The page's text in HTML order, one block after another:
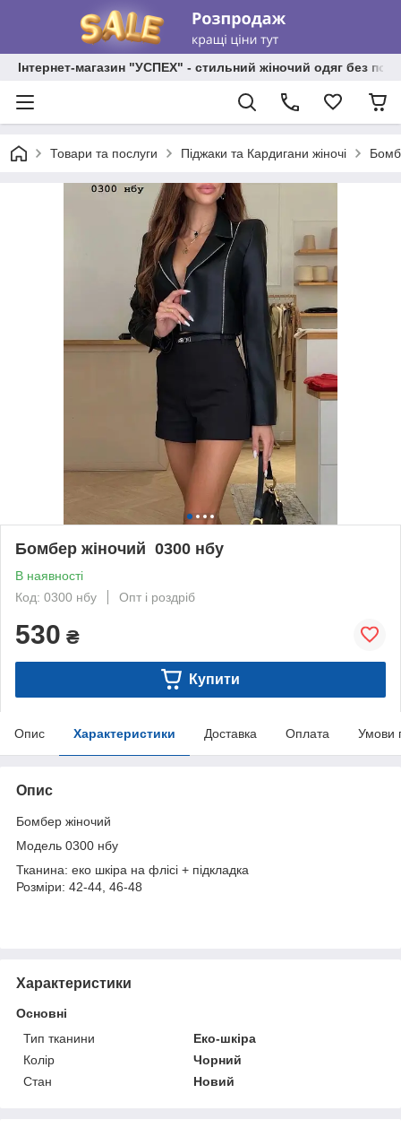
Інтернет-магазин "УСПЕХ" - стильний жіночий одяг без
Товари та послуги Піджаки та Кардигани жіночі
Бомбер жіночий 0300 нбу
В наявності
Код: 0300 нбу
Опт і роздріб
530 ₴
Купити
Опис Характеристики Доставка Оплата Умови
Опис
Бомбер жіночий
Модель 0300 нбу
Тканина: еко шкіра на флісі + підкладка
Розміри: 42-44, 46-48
Характеристики
Основні
Тип тканини
Еко-шкіра
Колір
Чорний
Стан
Новий